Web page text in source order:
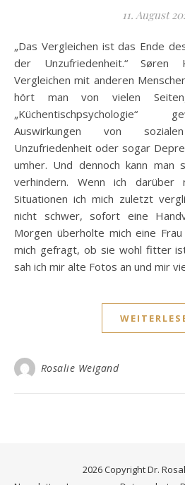
11. August
„Das Vergleichen ist das Ende des Glücks und der Anfang
der Unzufriedenheit.“ Søren
Vergleichen mit anderen
hört man von vielen
„Küchentischpsychologie“
Auswirkungen von
Unzufriedenheit oder sogar
umher. Und dennoch kann man
verhindern. Wenn ich darüber
Situationen ich mich zuletzt
nicht schwer, sofort eine
Morgen überholte mich eine
mich gefragt, ob sie wohl fitter
sah ich mir alte Fotos an und mir
Rosalie Weigand
2026 Copyright Dr.